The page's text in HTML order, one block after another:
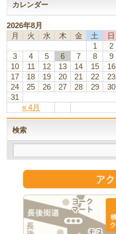
カレンダー
2026年8月
月
火 水 木 金 土 日
« 4月
1
2
3
4 5 6 7 8
9
10
11 12 13 14 15
16
17
18 19 20 21 22
23
24
25 26 27 28 29
30
31
検索